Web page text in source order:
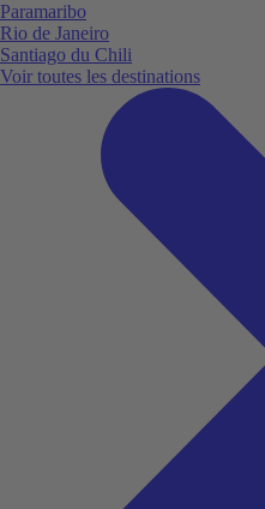
Paramaribo
Rio de Janeiro
Santiago du Chili
Voir toutes les destinations